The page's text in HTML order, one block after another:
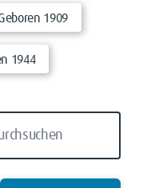
1909
1944